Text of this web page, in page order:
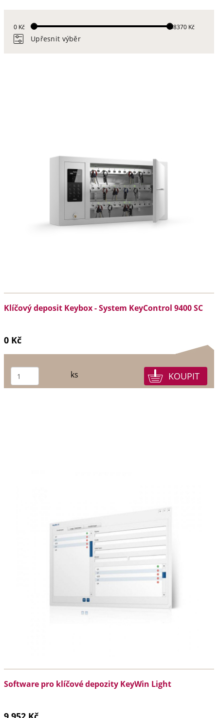
Upřesnit výběr
0 Kč 68370 Kč
Klíčový deposit Keybox - System KeyControl 9400 SC
0 Kč
ks
Software pro klíčové depozity KeyWin Light